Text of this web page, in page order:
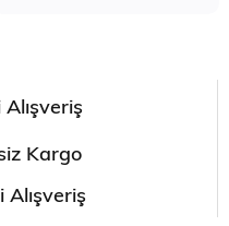
Kargo
Alışveriş